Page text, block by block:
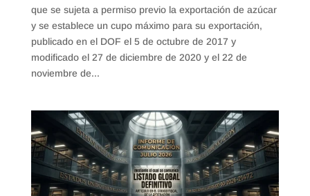
que se sujeta a permiso previo la exportación de azúcar
y se establece un cupo máximo para su exportación,
publicado en el DOF el 5 de octubre de 2017 y
modificado el 27 de diciembre de 2020 y el 22 de
noviembre de...